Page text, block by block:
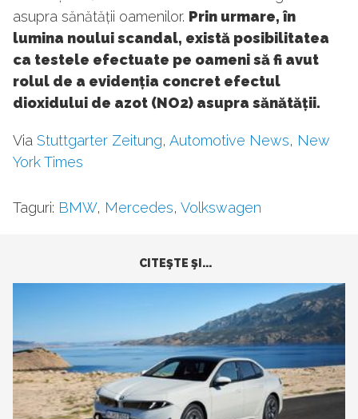
asupra sănătății oamenilor. Prin urmare, în
lumina noului scandal, există posibilitatea
ca testele efectuate pe oameni să fi avut
rolul de a evidenția concret efectul
dioxidului de azot (NO2) asupra sănătății.
Via Stuttgarter Zeitung, Automotive News, New
York Times
Taguri: BMW, Mercedes, Volkswagen
CITEŞTE ŞI...